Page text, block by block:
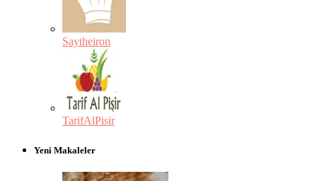
Saytheiron
TarifAlPisir
Yeni Makaleler